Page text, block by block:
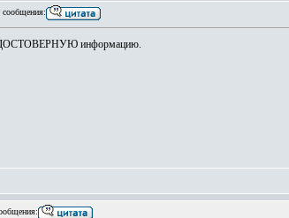
ДОСТОВЕРНУЮ информацию.